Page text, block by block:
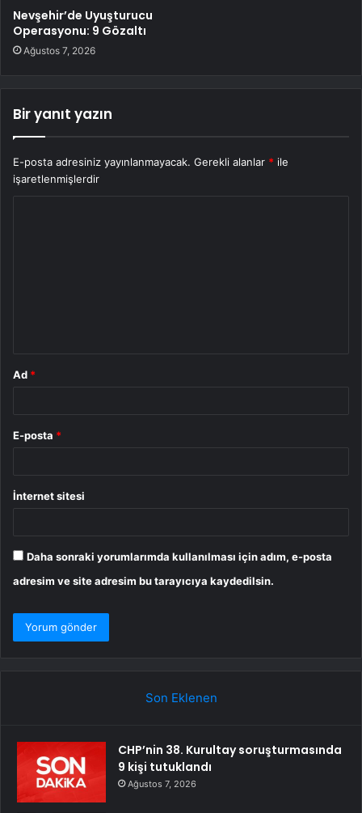
Nevşehir’de Uyuşturucu
Operasyonu: 9 Gözaltı
Ağustos 7, 2026
Bir yanıt yazın
E-posta adresiniz yayınlanmayacak. Gerekli alanlar * ile
işaretlenmişlerdir
Ad *
E-posta *
İnternet sitesi
Daha sonraki yorumlarımda kullanılması için adım, e-posta
adresim ve site adresim bu tarayıcıya kaydedilsin.
Son Eklenen
CHP’nin 38. Kurultay soruşturmasında
9 kişi tutuklandı
Ağustos 7, 2026